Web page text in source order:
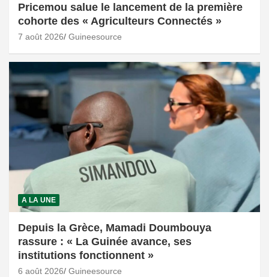
Pricemou salue le lancement de la première
cohorte des « Agriculteurs Connectés »
7 août 2026 Guineesource
A LA UNE
Depuis la Grèce, Mamadi Doumbouya
rassure : « La Guinée avance, ses
institutions fonctionnent »
6 août 2026 Guineesource